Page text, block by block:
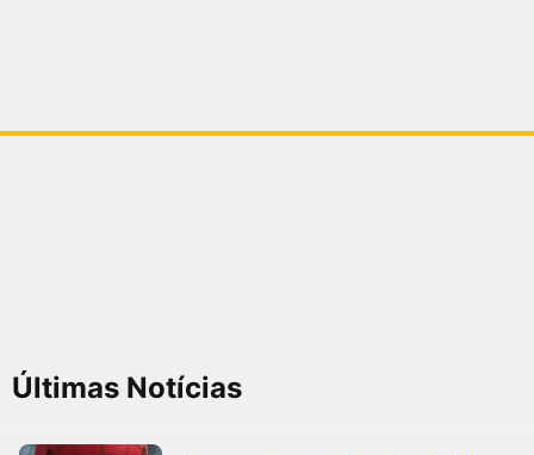
Últimas Notícias